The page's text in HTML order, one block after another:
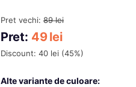
Pret vechi: 89 lei
Pret: 49lei
Discount: 40lei (45%)
Alte variante de culoare: